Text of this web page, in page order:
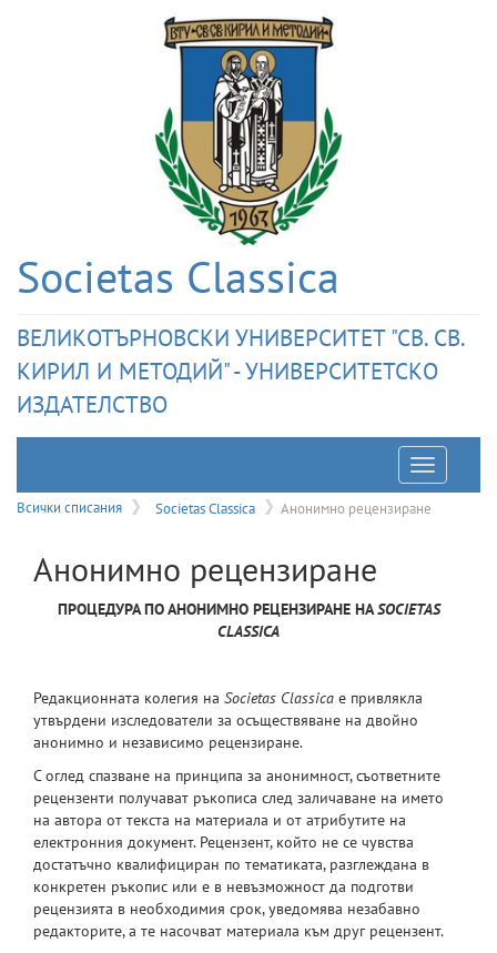
Societas Classica
ВЕЛИКОТЪРНОВСКИ УНИВЕРСИТЕТ "СВ. СВ.
КИРИЛ И МЕТОДИЙ" - УНИВЕРСИТЕТСКО
ИЗДАТЕЛСТВО
Отваряне
на
Всички списания Societas Classica Анонимно рецензиране
Анонимно рецензиране
ПРОЦЕДУРА ПО АНОНИМНО РЕЦЕНЗИРАНЕ НАSOCIETAS
CLASSICA
Редакционната колегия на Societas Classica е привлякла
утвърдени изследователи за осъществяване на двойно
анонимно и независимо рецензиране.
С оглед спазване на принципа за анонимност, съответните
рецензенти получават ръкописа след заличаване на името
на автора от текста на материала и от атрибутите на
електронния документ. Рецензент, който не се чувства
достатъчно квалифициран по тематиката, разглеждана в
конкретен ръкопис или е в невъзможност да подготви
рецензията в необходимия срок, уведомява незабавно
редакторите, а те насочват материала към друг рецензент.